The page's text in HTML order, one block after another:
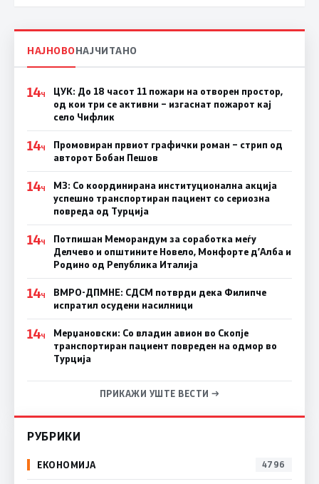
НАЈНОВОНАЈЧИТАНО
14Ч
ЦУК: До 18 часот 11 пожари на отворен простор,
од кои три се активни – изгаснат пожарот кај
село Чифлик
14Ч
Промовиран првиот графички роман – стрип од
авторот Бобан Пешов
14Ч
МЗ: Со координирана институционална акција
успешно транспортиран пациент со сериозна
повреда од Турција
14Ч
Потпишан Меморандум за соработка меѓу
Делчево и општините Новело, Монфорте д’Алба и
Родино од Република Италија
14Ч
ВМРО-ДПМНЕ: СДСM потврди дека Филипче
испратил осудени насилници
14Ч
Мерџановски: Со владин авион во Скопје
транспортиран пациент повреден на одмор во
Турција
ПРИКАЖИ УШТЕ ВЕСТИ →
РУБРИКИ
ЕКОНОМИЈА 4796